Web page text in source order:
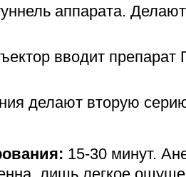
аппарата.
вводит препарат
делают вторую
15-30 минут.